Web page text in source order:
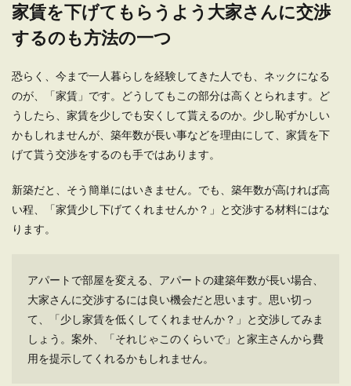
家賃を下げてもらうよう大家さんに交渉
するのも方法の一つ
恐らく、今まで一人暮らしを経験してきた人でも、ネックになる
のが、「家賃」です。どうしてもこの部分は高くとられます。ど
うしたら、家賃を少しでも安くして貰えるのか。少し恥ずかしい
かもしれませんが、築年数が長い事などを理由にして、家賃を下
げて貰う交渉をするのも手ではあります。
新築だと、そう簡単にはいきません。でも、築年数が高ければ高
い程、「家賃少し下げてくれませんか？」と交渉する材料にはな
ります。
アパートで部屋を変える、アパートの建築年数が長い場合、
大家さんに交渉するには良い機会だと思います。思い切っ
て、「少し家賃を低くしてくれませんか？」と交渉してみま
しょう。案外、「それじゃこのくらいで」と家主さんから費
用を提示してくれるかもしれません。